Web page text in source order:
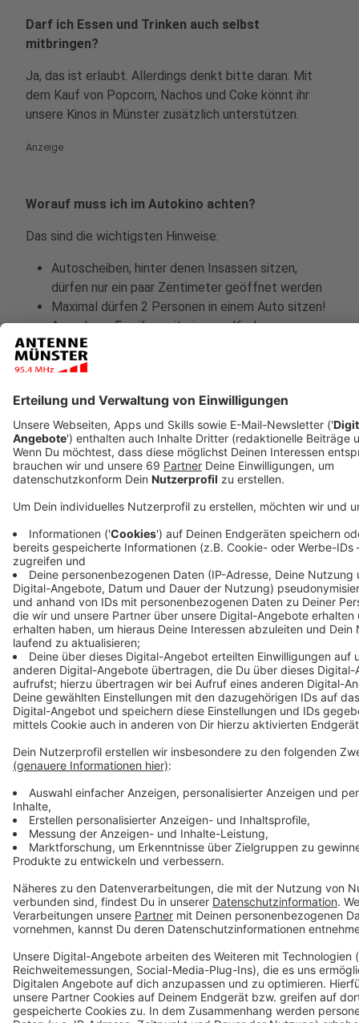
Darf ich Essen und Trinken auch selbst
mitbringen?
Ja, das ist erlaubt. Allerdings denkt bitte daran: Mit
dem Kauf von Popcorn, Nachos und Coke könnt ihr
unsere Kinos in Münster zusätzlich unterstützen.
Anzeige
Worauf muss ich im Autokino achten?
Das sind die wichtigsten Hinweise:
Autoscheiben, hinter denen Insassen sitzen,
dürfen nur ein paar Zentimeter geöffnet werden
Maximal dürfen 2 Personen in einem Auto sitzen!
Ausnahme: Familien mit eigenen Kindern
Cabrios sind zugelassen, dürfen aber nicht
nebeneinander stehen
zur Toilette zu gehen
Beim Gang zur Toilette bitte Maske tragen
Anzeige
Wie ist das mit den Toiletten?
Vor den Toilettencontainern gibt es gekennzeichnete
Abstandsflächen und Zugangsbeschränkungen. Die
Sanitäranlagen werden regelmäßig von Mitarbeiter/-
innen in geeigneter Schutzkleidung desinfiziert. Es wird
- anders als beim normalen Open Air Kino - keine Pause
während des Films geben. Damit soll ein Ansturm auf
die Toiletten vermieden werden.
Anzeige
Wie lange wird es das Autokino geben?
bleiben, bis die Kinos zurück in den Normalbetrieb
starten können.
Anzeige
Anzeige